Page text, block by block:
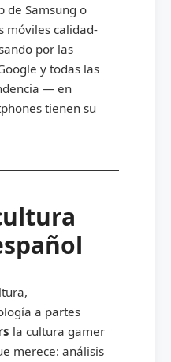
de Samsung o
móviles calidad-
por las
y todas las
— en
tienen su
a partes
la cultura gamer
merece: análisis